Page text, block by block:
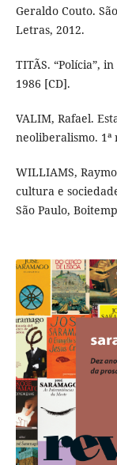
Geraldo Couto.
Letras, 2012.
TITÃS. “Polícia”,
1986 [CD].
VALIM, Rafael.
neoliberalismo. 1ª
WILLIAMS,
cultura e
São Paulo,